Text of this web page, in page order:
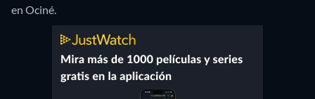
en Ociné.